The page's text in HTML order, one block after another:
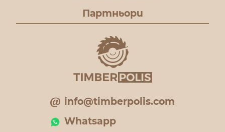
Партньори
info@timberpolis.com
Whatsapp